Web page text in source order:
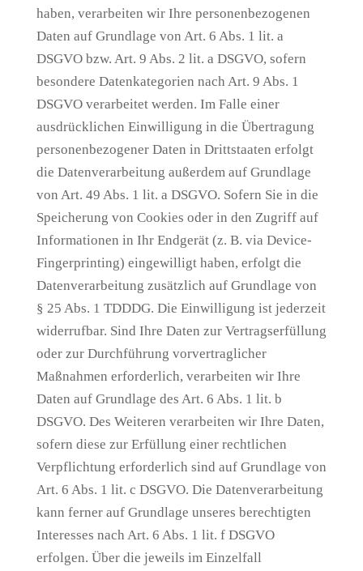
haben, verarbeiten wir Ihre personenbezogenen
Daten auf Grundlage von Art. 6 Abs. 1 lit. a
DSGVO bzw. Art. 9 Abs. 2 lit. a DSGVO, sofern
besondere Datenkategorien nach Art. 9 Abs. 1
DSGVO verarbeitet werden. Im Falle einer
ausdrücklichen Einwilligung in die Übertragung
personenbezogener Daten in Drittstaaten erfolgt
die Datenverarbeitung außerdem auf Grundlage
von Art. 49 Abs. 1 lit. a DSGVO. Sofern Sie in die
Speicherung von Cookies oder in den Zugriff auf
Informationen in Ihr Endgerät (z. B. via Device-
Fingerprinting) eingewilligt haben, erfolgt die
Datenverarbeitung zusätzlich auf Grundlage von
§ 25 Abs. 1 TDDDG. Die Einwilligung ist jederzeit
widerrufbar. Sind Ihre Daten zur Vertragserfüllung
oder zur Durchführung vorvertraglicher
Maßnahmen erforderlich, verarbeiten wir Ihre
Daten auf Grundlage des Art. 6 Abs. 1 lit. b
DSGVO. Des Weiteren verarbeiten wir Ihre Daten,
sofern diese zur Erfüllung einer rechtlichen
Verpflichtung erforderlich sind auf Grundlage von
Art. 6 Abs. 1 lit. c DSGVO. Die Datenverarbeitung
kann ferner auf Grundlage unseres berechtigten
Interesses nach Art. 6 Abs. 1 lit. f DSGVO
erfolgen. Über die jeweils im Einzelfall